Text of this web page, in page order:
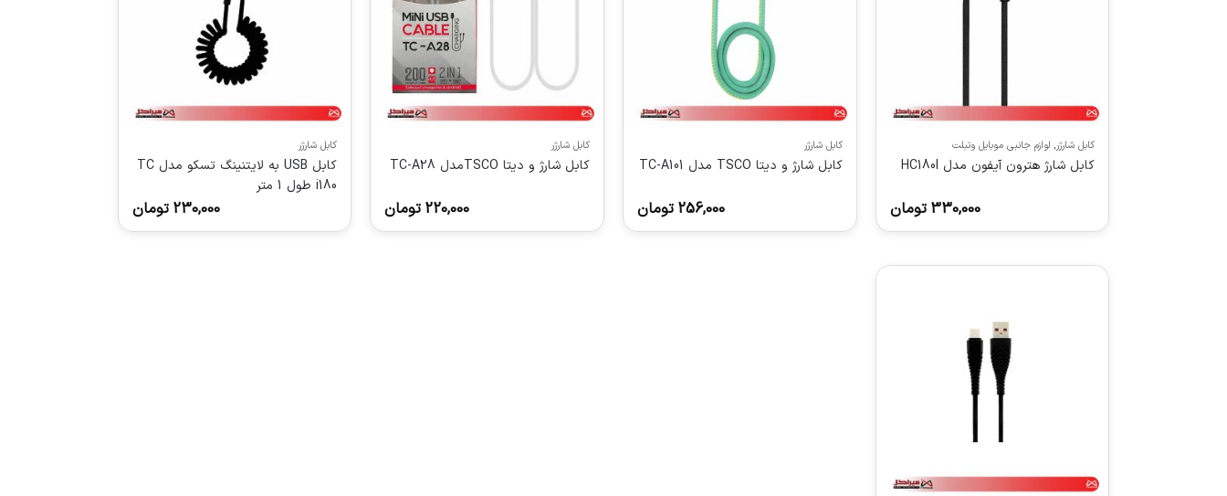
کابل شارژر, لوازم جانبی موبایل وتبلت
کابل شارژ هترون آیفون مدل HC180I
330,000 تومان
کابل شارژر
کابل شارژ و دیتا TSCO مدل TC-A101
256,000 تومان
کابل شارژر
کابل شارژ و دیتا TSCOمدل TC-A28
220,000 تومان
کابل شارژر
کابل USB به لایتنینگ تسکو مدل TC
i180 طول 1 متر
230,000 تومان